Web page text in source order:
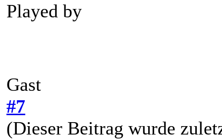
Played by
Gast
#7
(Dieser Beitrag wurde